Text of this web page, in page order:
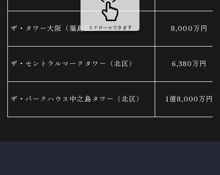
ザ・タワー大阪（福島区） 8,000万円
ザ・セントラルマークタワー（北区） 6,380万円
ザ・パークハウス中之島タワー（北区） 1億8,000万円
スクロールできます